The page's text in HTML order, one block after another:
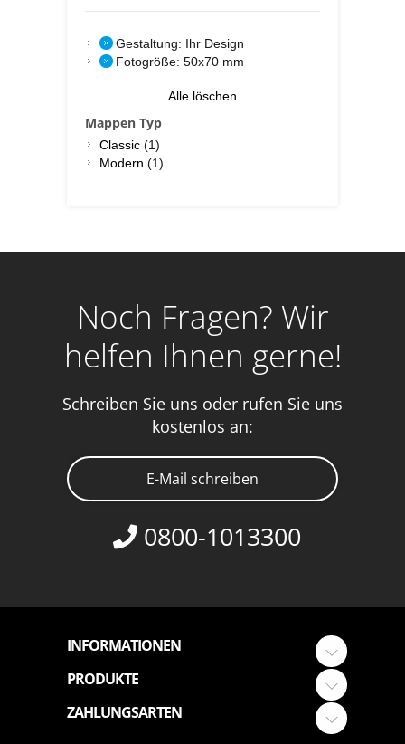
Gestaltung: Ihr Design
Fotogröße: 50x70 mm
Alle löschen
Mappen Typ
Classic (1)
Modern (1)
Noch Fragen? Wir
helfen Ihnen gerne!
Schreiben Sie uns oder rufen Sie uns
kostenlos an:
E-Mail schreiben
0800-1013300
INFORMATIONEN
PRODUKTE
ZAHLUNGSARTEN